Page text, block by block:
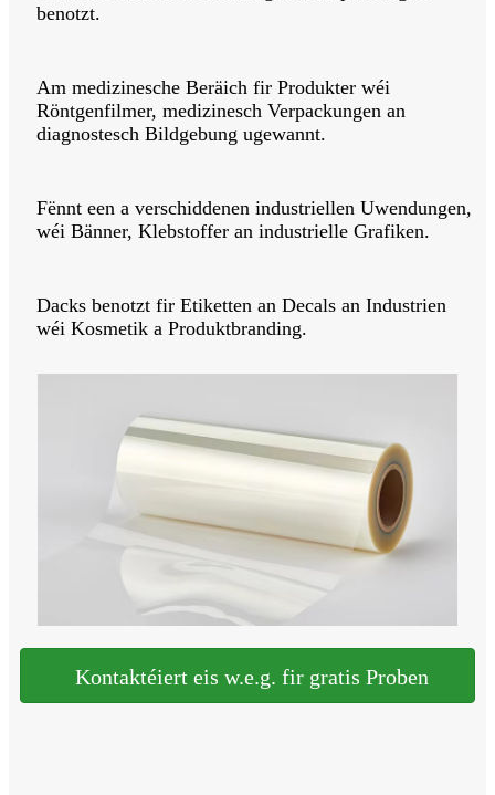
benotzt.
Am medizinesche Beräich fir Produkter wéi
Röntgenfilmer, medizinesch Verpackungen an
diagnostesch Bildgebung ugewannt.
Fënnt een a verschiddenen industriellen Uwendungen,
wéi Bänner, Klebstoffer an industrielle Grafiken.
Dacks benotzt fir Etiketten an Decals an Industrien
wéi Kosmetik a Produktbranding.
Kontaktéiert eis w.e.g. fir gratis Proben